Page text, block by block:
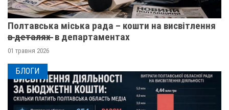
Полтавська міська рада – кошти на висвітлення
в̶ ̶д̶е̶т̶а̶л̶я̶х̶ ̶ в департаментах
01 травня 2026
БЛОГИ